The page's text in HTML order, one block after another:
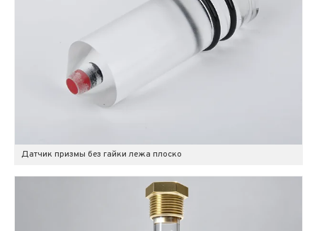
Датчик призмы без гайки лежа плоско